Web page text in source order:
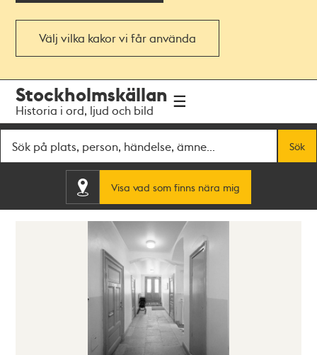
Välj vilka kakor vi får använda
navigationen
huvudinnehållet
Stockholmskällan
Historia i ord, ljud och bild
Sök
Visa vad som finns nära mig